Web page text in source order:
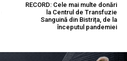
RECORD: Cele mai multe donări
la Centrul de Transfuzie
Sanguină din Bistrița, de la
începutul pandemiei